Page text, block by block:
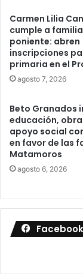
Carmen Lilia
cumple a
poniente: abren
inscripciones
primaria en el
agosto 7, 2026
Beto Granados
educación,
apoyo social
en favor de las
Matamoros
agosto 6, 2026
Facebook